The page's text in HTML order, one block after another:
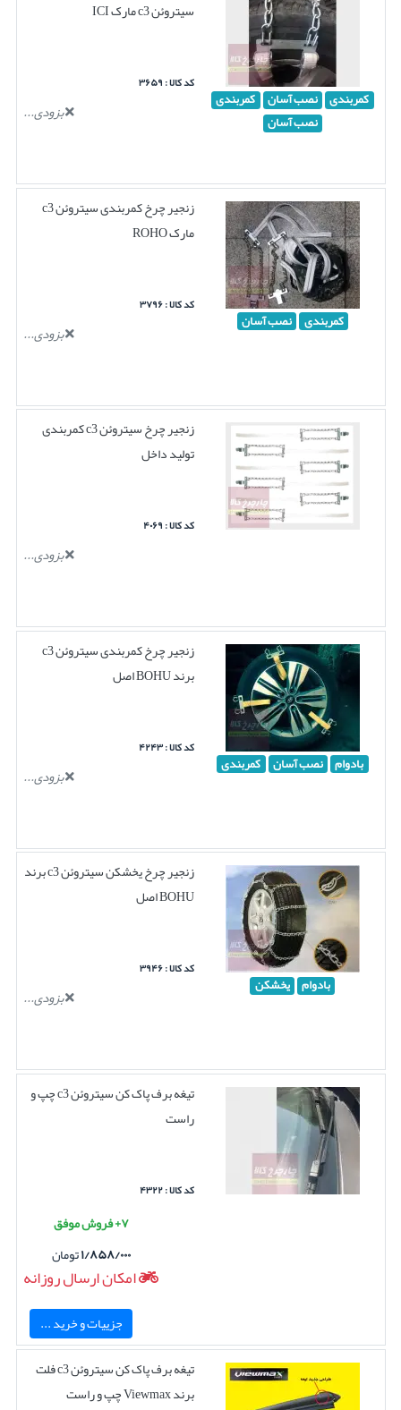
کمربندی نصب آسان کمربندی
نصب آسان
سیتروئن c3 مارک ICI
کد کالا : ۳۶۵۹
بزودی...
کمربندی نصب آسان
زنجیر چرخ کمربندی سیتروئن c3
مارک ROHO
کد کالا : ۳۷۹۶
بزودی...
زنجیر چرخ سیتروئن c3 کمربندی
تولید داخل
کد کالا : ۴۰۶۹
بزودی...
بادوام نصب آسان کمربندی
زنجیر چرخ کمربندی سیتروئن c3
برند BOHU اصل
کد کالا : ۴۲۴۳
بزودی...
بادوام یخشکن
زنجیر چرخ یخشکن سیتروئن c3 برند
BOHU اصل
کد کالا : ۳۹۴۶
بزودی...
تیغه برف پاک کن سیتروئن c3 چپ و
راست
کد کالا : ۴۳۲۲
۷+ فروش موفق
۱/۸۵۸/۰۰۰تومان
امکان ارسال روزانه
جزییات و خرید ...
تیغه برف پاک کن سیتروئن c3 فلت
برند Viewmax چپ و راست